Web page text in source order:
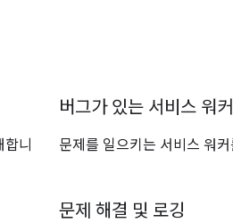
니
버그가 있는 서비스 워커
문제를 일으키는 서비스 워
문제 해결 및 로깅